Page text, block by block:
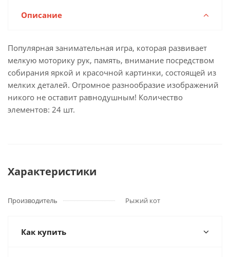
Описание
Популярная занимательная игра, которая развивает
мелкую моторику рук, память, внимание посредством
собирания яркой и красочной картинки, состоящей из
мелких деталей. Огромное разнообразие изображений
никого не оставит равнодушным! Количество
элементов: 24 шт.
Характеристики
Производитель Рыжий кот
Как купить